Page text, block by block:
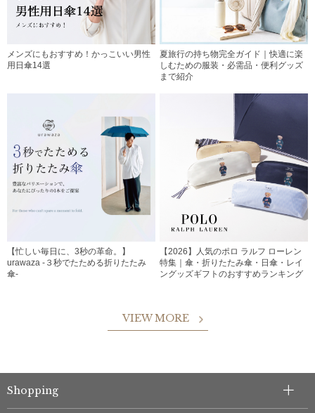
メンズにもおすすめ！かっこいい男性
用日傘14選
夏旅行の持ち物完全ガイド｜快適に楽
しむための服装・必需品・便利グッズ
まで紹介
【忙しい毎日に、3秒の革命。】
urawaza -３秒でたためる折りたたみ
傘-
【2026】人気のポロ ラルフ ローレン
特集｜傘・折りたたみ傘・日傘・レイ
ングッズギフトのおすすめランキング
VIEW MORE
Shopping